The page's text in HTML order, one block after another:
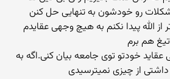
رو خودشون به تنهایی حل كنن
از الله پیدا نكنم به هیچ وجهی عقایدم
هم برم
خودتو توی جامعه بیان كنی.اگه به
از چیزی نمیترسیدی